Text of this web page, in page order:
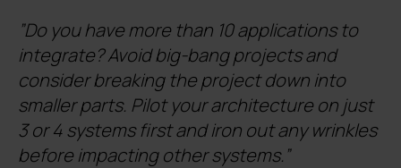
”Do you have more than 10 applications to
integrate? Avoid big-bang projects and
consider breaking the project down into
smaller parts. Pilot your architecture on just
3 or 4 systems first and iron out any wrinkles
before impacting other systems.”